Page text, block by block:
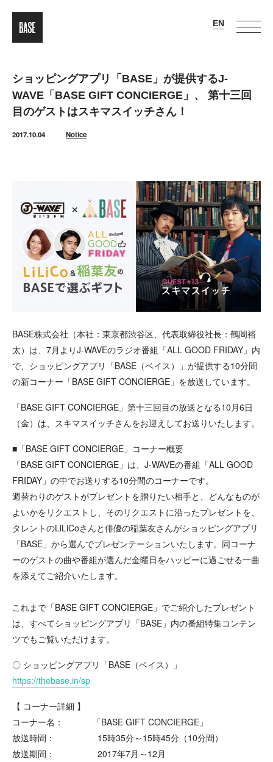
ショッピングアプリ「BASE」が提供するJ-
WAVE「BASE GIFT CONCIERGE」、 第十三回
目のゲストはスキマスイッチさん！
2017.10.04 Notice
BASE株式会社（本社：東京都渋谷区、代表取締役社長：鶴岡裕
太）は、7月よりJ-WAVEのラジオ番組「ALL GOOD FRIDAY」内
で、ショッピングアプリ「BASE（ベイス）」が提供する10分間
の新コーナー「BASE GIFT CONCIERGE」を放送しています。
「BASE GIFT CONCIERGE」第十三回目の放送となる10月6日
（金）は、スキマスイッチさんをお迎えしてお送りいたします。
■「BASE GIFT CONCIERGE」コーナー概要
「BASE GIFT CONCIERGE」は、J-WAVEの番組「ALL GOOD
FRIDAY」の中でお送りする10分間のコーナーです。
週替わりのゲストがプレゼントを贈りたい相手と、どんなものが
よいかをリクエストし、そのリクエストに沿ったプレゼントを、
タレントのLiLiCoさんと俳優の稲葉友さんがショッピングアプリ
「BASE」から選んでプレゼンテーションいたします。同コーナ
ーのゲストの曲や番組が選んだ金曜日をハッピーに過ごせる一曲
を添えてご紹介いたします。
これまで「BASE GIFT CONCIERGE」でご紹介したプレゼント
は、すべてショッピングアプリ「BASE」内の番組特集コンテン
ツでもご覧いただけます。
〇 ショッピングアプリ「BASE（ベイス）」
https://thebase.in/sp
【 コーナー詳細 】
コーナー名： 「BASE GIFT CONCIERGE」
放送時間： 15時35分～15時45分（10分間）
放送期間： 2017年7月～12月